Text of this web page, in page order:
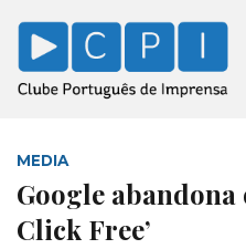
MEDIA
Google
Click Free’